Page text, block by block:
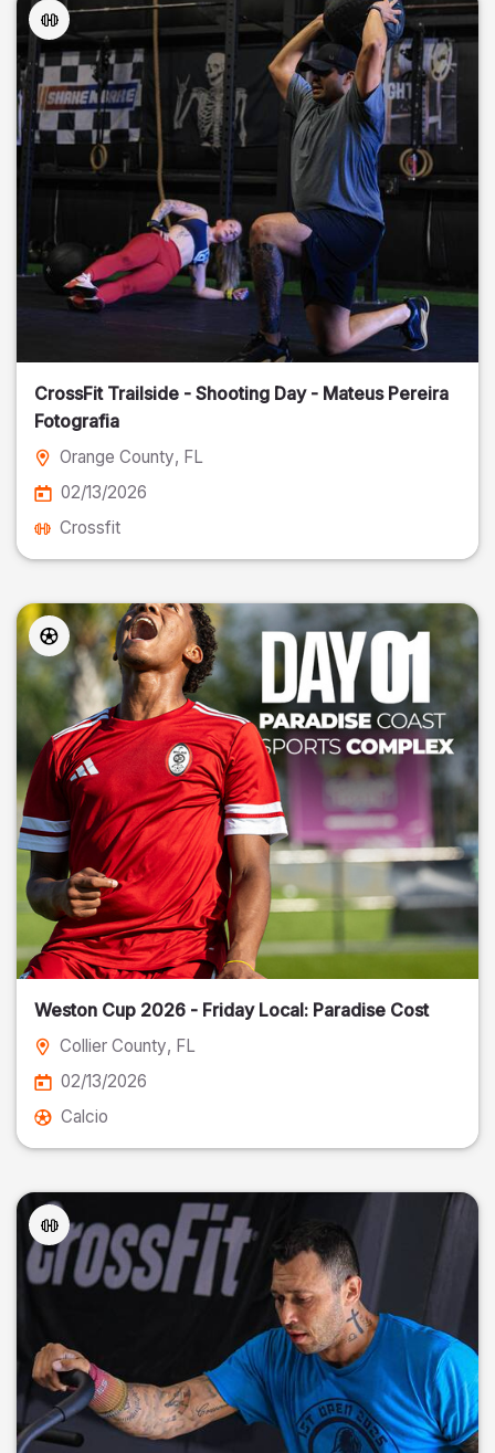
CrossFit Trailside - Shooting Day - Mateus Pereira
Fotografia
Orange County, FL
02/13/2026
Crossfit
Weston Cup 2026 - Friday Local: Paradise Cost
Collier County, FL
02/13/2026
Calcio